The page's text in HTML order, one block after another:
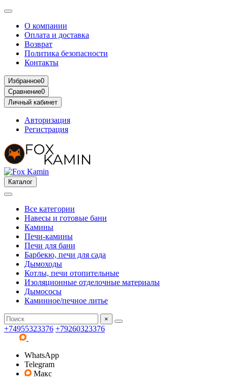
О компании
Оплата и доставка
Возврат
Политика безопасности
Контакты
Избранное0
Сравнение0
Личный кабинет
Авторизация
Регистрация
Каталог
Все категории
Навесы и готовые бани
Камины
Печи-камины
Печи для бани
Барбекю, печи для сада
Дымоходы
Котлы, печи отопительные
Изоляционные отделочные материалы
Дымососы
Каминное/печное литье
×
+74955323376 +79260323376
WhatsApp
Telegram
Макс